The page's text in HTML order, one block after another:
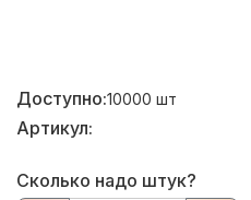
Доступно:10000 шт
Артикул:
Сколько надо штук?